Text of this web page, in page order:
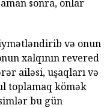
sonra, onlar
və onun
xalqının revered
ailəsi, uşaqları və
toplamaq kömək
bu gün